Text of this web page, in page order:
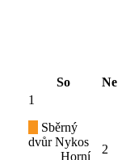
So Ne
1
Sběrný
dvůr Nykos
Horní
2